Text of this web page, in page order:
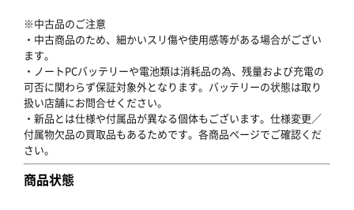
※中古品のご注意
・中古商品のため、細かいスリ傷や使用感等がある場合がござい
ます。
・ノートPCバッテリーや電池類は消耗品の為、残量および充電の
可否に関わらず保証対象外となります。バッテリーの状態は取り
扱い店舗にお問合せください。
・新品とは仕様や付属品が異なる個体もございます。仕様変更／
付属物欠品の買取品もあるためです。各商品ページでご確認くだ
さい。
商品状態